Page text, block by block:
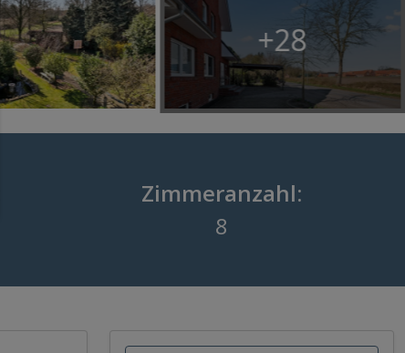
+28
Zimmeranzahl:
8
Nur notwendiges zulassen:
Es werden nur die technisch notwendigen
zugelassen und keine Drittanbieter-Inhalte.
Sie können Ihre Cookie-Einstellung jederzeit hier